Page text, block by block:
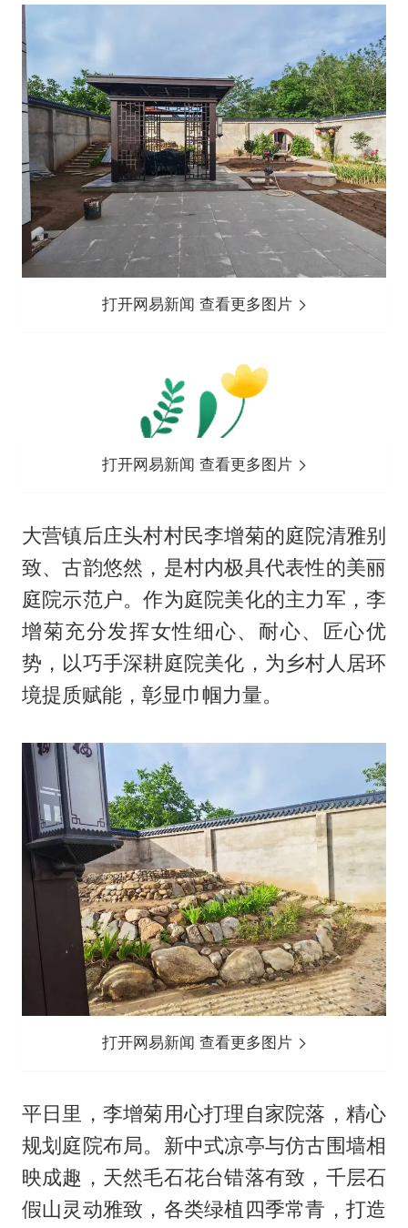
打开网易新闻 查看更多图片
打开网易新闻 查看更多图片
大营镇后庄头村村民李增菊的庭院清雅别
致、古韵悠然，是村内极具代表性的美丽
庭院示范户。作为庭院美化的主力军，李
增菊充分发挥女性细心、耐心、匠心优
势，以巧手深耕庭院美化，为乡村人居环
境提质赋能，彰显巾帼力量。
打开网易新闻 查看更多图片
平日里，李增菊用心打理自家院落，精心
规划庭院布局。新中式凉亭与仿古围墙相
映成趣，天然毛石花台错落有致，千层石
假山灵动雅致，各类绿植四季常青，打造